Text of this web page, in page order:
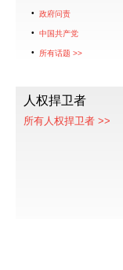
政府问责
中国共产党
所有话题 >>
人权捍卫者
所有人权捍卫者 >>